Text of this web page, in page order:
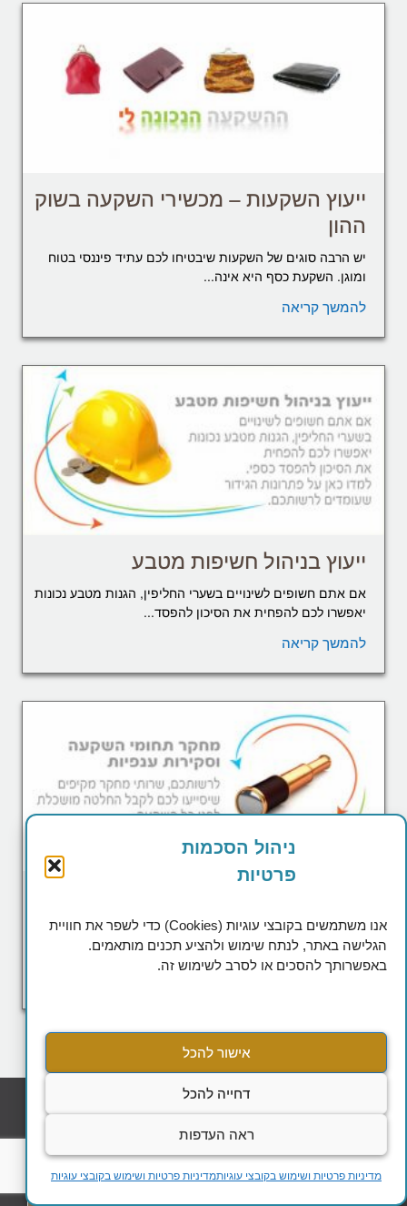
ניהול הסכמות
פרטיות
אנו משתמשים בקובצי עוגיות (Cookies) כדי לשפר את חוויית
הגלישה באתר, לנתח שימוש ולהציע תכנים מותאמים.
באפשרותך להסכים או לסרב לשימוש זה.
אישור להכל
דחייה להכל
ראה העדפות
מדיניות פרטיות ושימוש בקובצי עוגיותמדיניות פרטיות ושימוש בקובצי עוגיות
ייעוץ השקעות – מכשירי השקעה בשוק
ההון
יש הרבה סוגים של השקעות שיבטיחו לכם עתיד פיננסי בטוח
ומוגן. השקעת כסף היא אינה...
להמשך קריאה
ייעוץ בניהול חשיפות מטבע
אם אתם חשופים לשינויים בשערי החליפין, הגנות מטבע נכונות
יאפשרו לכם להפחית את הסיכון להפסד...
להמשך קריאה
לרשותכם, שרותי מחקר מקיפים שיסייעו לכם לקבל החלטה
מושכלת לפני כל השקעה.